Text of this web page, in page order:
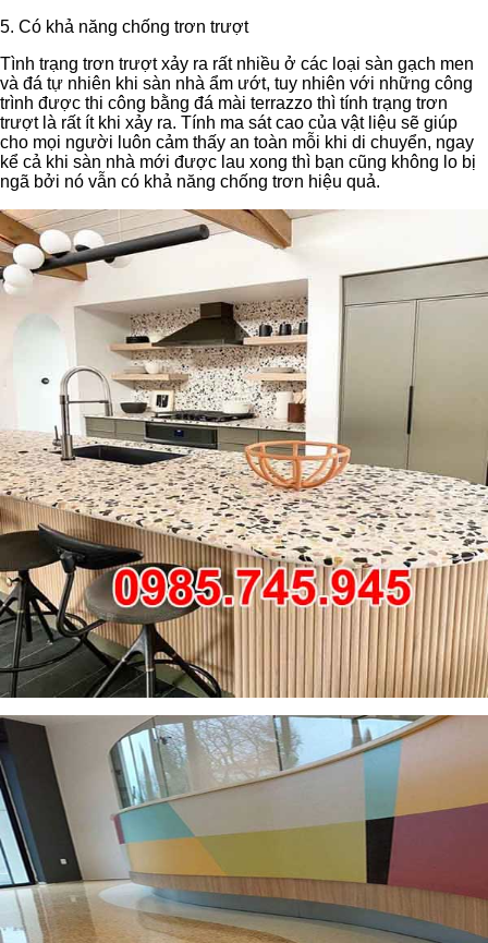
5. Có khả năng chống trơn trượt
Tình trạng trơn trượt xảy ra rất nhiều ở các loại sàn gạch men
và đá tự nhiên khi sàn nhà ẩm ướt, tuy nhiên với những công
trình được thi công bằng đá mài terrazzo thì tính trạng trơn
trượt là rất ít khi xảy ra. Tính ma sát cao của vật liệu sẽ giúp
cho mọi người luôn cảm thấy an toàn mỗi khi di chuyển, ngay
kể cả khi sàn nhà mới được lau xong thì bạn cũng không lo bị
ngã bởi nó vẫn có khả năng chống trơn hiệu quả.